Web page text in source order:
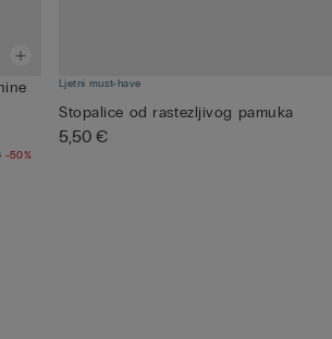
-50%
Ljetni must-have
Stopalice od rastezljivog pamuka
5,50 €